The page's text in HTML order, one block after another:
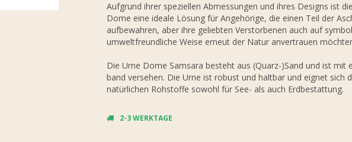
Aufgrund ihrer speziellen Abmessungen und ihres Designs ist
Dome eine ideale Lösung für Angehörige, die einen Teil der
aufbewahren, aber ihre geliebten Verstorbenen auch auf
umweltfreundliche Weise erneut der Natur anvertrauen
Die Urne Dome Samsara besteht aus (Quarz-)Sand und ist mit
band versehen. Die Urne ist robust und haltbar und eignet sich
natürlichen Rohstoffe sowohl für See- als auch Erdbestattung.
2-3 WERKTAGE